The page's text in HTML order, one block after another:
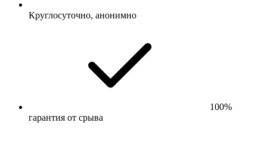
Круглосуточно, анонимно
100%
гарантия от срыва